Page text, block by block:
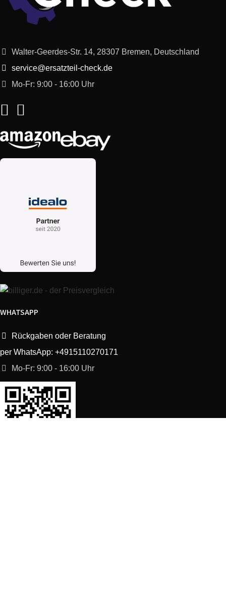
Walter-Geerdes-Str. 14, 28307 Bremen, Deutschland
service@ersatzteil-check.de
Mo-Fr: 9:00 - 16:00 Uhr
WHATSAPP
Rückgaben oder Beratung
per WhatsApp: +4915110270171
Mo-Fr: 9:00 - 16:00 Uhr